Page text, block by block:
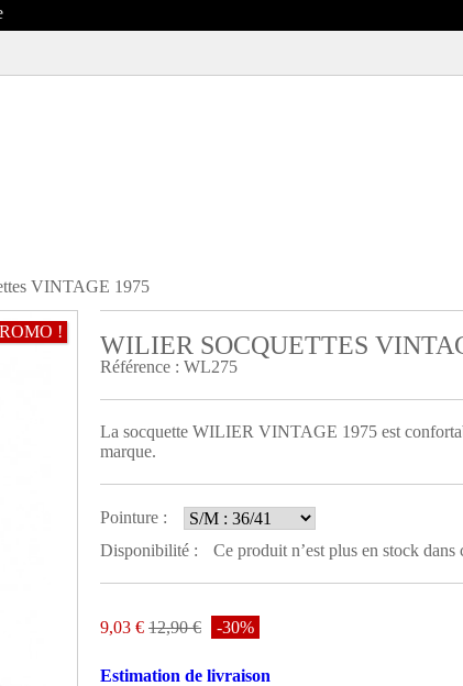
VINTAGE 1975
! WILIER SOCQUETTES
Référence : WL275
La socquette WILIER VINTAGE 1975 est
marque.
Pointure :
Disponibilité :
Ce produit n’est plus en stock dans
9,03 € 12,90 € -30%
Estimation de livraison